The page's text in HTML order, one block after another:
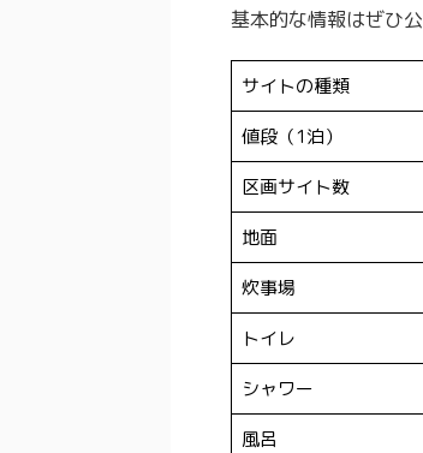
基本的な情報はぜひ
サイトの種類
値段（1泊）
区画サイト数
地面
炊事場
トイレ
シャワー
風呂